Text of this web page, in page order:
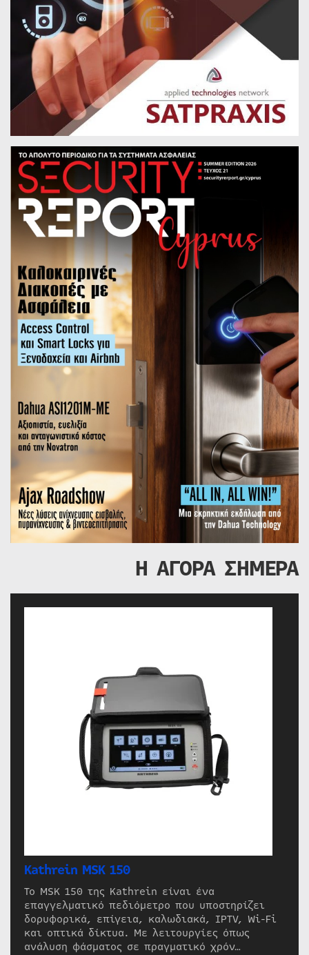
Η ΑΓΟΡΑ ΣΗΜΕΡΑ
Kathrein MSK 150
Το MSK 150 της Kathrein είναι ένα
επαγγελματικό πεδιόμετρο που υποστηρίζει
δορυφορικά, επίγεια, καλωδιακά, IPTV, Wi-Fi
και οπτικά δίκτυα. Με λειτουργίες όπως
ανάλυση φάσματος σε πραγματικό χρόν…